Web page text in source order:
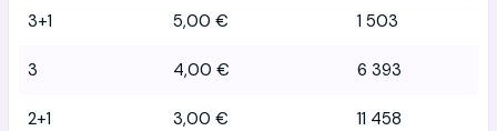
3+1 5,00 € 1 503
3 4,00 € 6 393
2+1 3,00 € 11 458